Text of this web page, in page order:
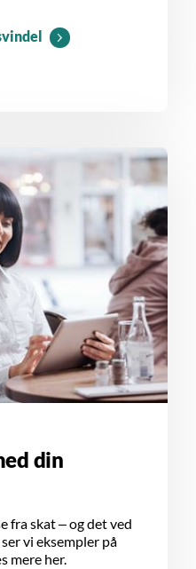
din
fra skat – og det ved
vi eksempler på
mere her.